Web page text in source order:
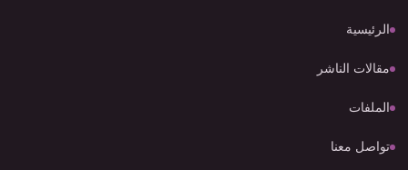
الرئيسية
مقالات الناشر
الملفات
تواصل معنا